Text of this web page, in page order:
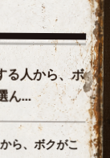
る人から、ボ
ん...
ら、ボクがこ